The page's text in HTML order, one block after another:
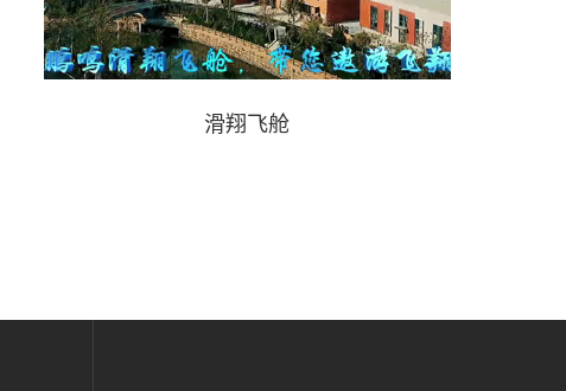
滑翔飞舱